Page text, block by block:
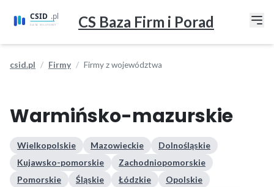
CS Baza Firm i Porad
csid.pl Firmy Firmy z województwa
Warmińsko-mazurskie
Wielkopolskie Mazowieckie
Dolnośląskie
Kujawsko-pomorskie
Zachodniopomorskie
Pomorskie
Śląskie Łódzkie
Opolskie